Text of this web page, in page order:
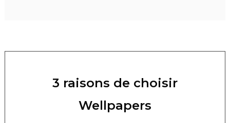
3 raisons de choisir
Wellpapers